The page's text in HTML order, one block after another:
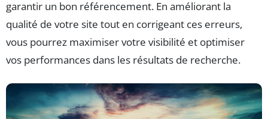
garantir un bon référencement. En améliorant la
qualité de votre site tout en corrigeant ces erreurs,
vous pourrez maximiser votre visibilité et optimiser
vos performances dans les résultats de recherche.